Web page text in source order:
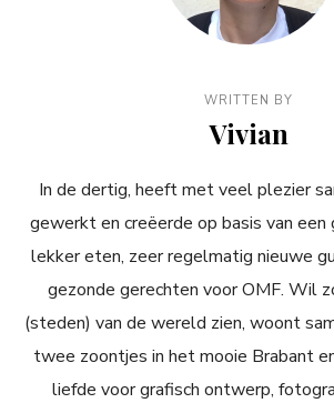
WRITTEN BY
Vivian
In de dertig, heeft met veel plezier
gewerkt en creëerde op basis van
lekker eten, zeer regelmatig nieuwe
gezonde gerechten voor OMF. Wil
(steden) van de wereld zien, woont
twee zoontjes in het mooie Brabant
liefde voor grafisch ontwerp,